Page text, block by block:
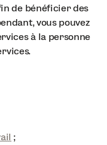
de bénéficier des
vous pouvez
à la personne
;